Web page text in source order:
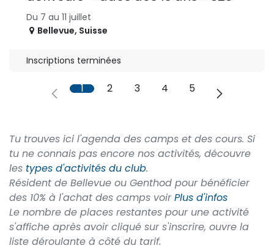
Du 7 au 11 juillet
Bellevue, Suisse
Inscriptions terminées
1 2 3 4 5
Tu trouves ici l'agenda des camps et des cours. Si
tu ne connais pas encore nos activités, découvre
les types d'activités du club.
Résident de Bellevue ou Genthod pour bénéficier
des 10% à l'achat des camps voirPlus d'infos
Le nombre de places restantes pour une activité
s'affiche après avoir cliqué sur s'inscrire, ouvre la
liste déroulante à côté du tarif.